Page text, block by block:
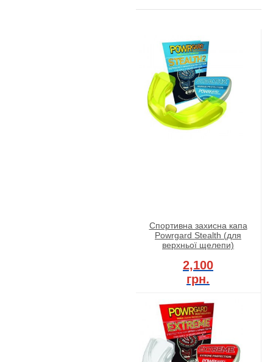
Спортивна захисна капа
Powrgard Stealth (для
верхньої щелепи)
2,100
грн.